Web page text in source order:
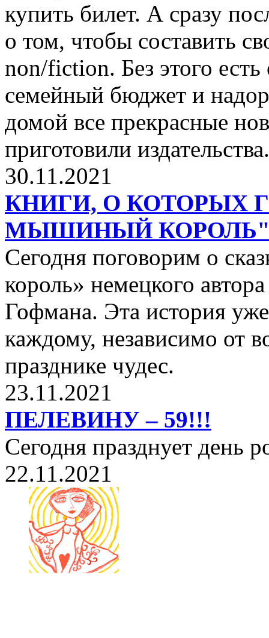
купить билет. А сразу
о том, чтобы составить
non/fiction. Без этого есть
семейный бюджет и
домой все прекрасные
приготовили издательства.
30.11.2021
КНИГИ, О КОТОРЫХ
МЫШИНЫЙ
Сегодня поговорим о
король» немецкого
Гофмана. Эта история
каждому, независимо от
празднике чудес.
23.11.2021
ПЕЛЕВИНУ – 59!!!
Сегодня празднует день
22.11.2021